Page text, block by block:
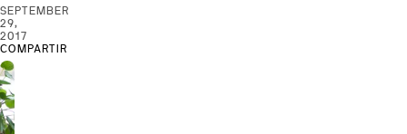
SEPTEMBER
29,
2017
COMPARTIR